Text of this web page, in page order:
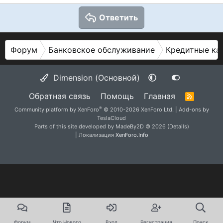
Ответить
Форум Банковское обслуживание Кредитные
Dimension (Основной)
Обратная связь
Помощь Главная
S
Community platform by XenForo® © 2010-2026 XenForo Ltd.
Add-ons by
TeslaCloud
Parts of this site developed by MadeBy2D © 2026 (Details)
| Локализация XenForo.Info